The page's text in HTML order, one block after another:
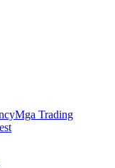
Mga Trading